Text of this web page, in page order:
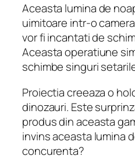
Aceasta lumina de
uimitoare intr-o
vor fi incantati de
Aceasta operatiune
schimbe singuri
Proiectia creeaza o
dinozauri. Este
produs din aceasta
invins aceasta lumina
concurenta?